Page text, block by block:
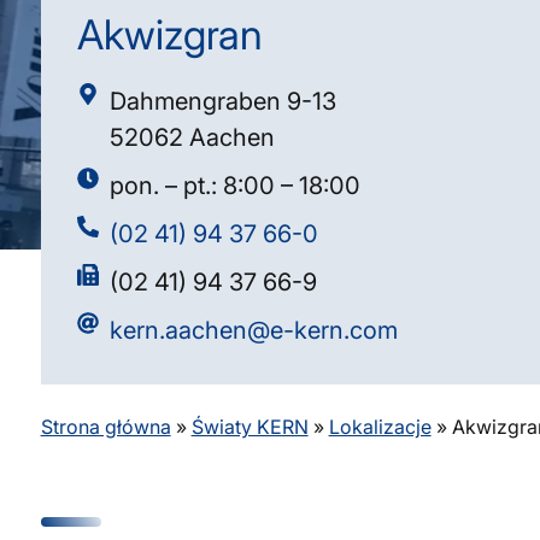
Akwizgran
Dahmengraben 9-13
52062 Aachen
pon. – pt.: 8:00 – 18:00
(02 41) 94 37 66-0
(02 41) 94 37 66-9
kern.aachen@e-kern.com
Strona główna » Światy KERN » Lokalizacje»